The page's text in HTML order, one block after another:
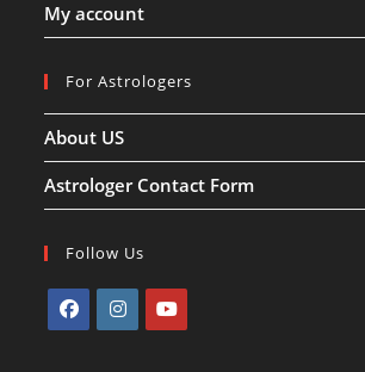
My account
For Astrologers
About US
Astrologer Contact Form
Follow Us